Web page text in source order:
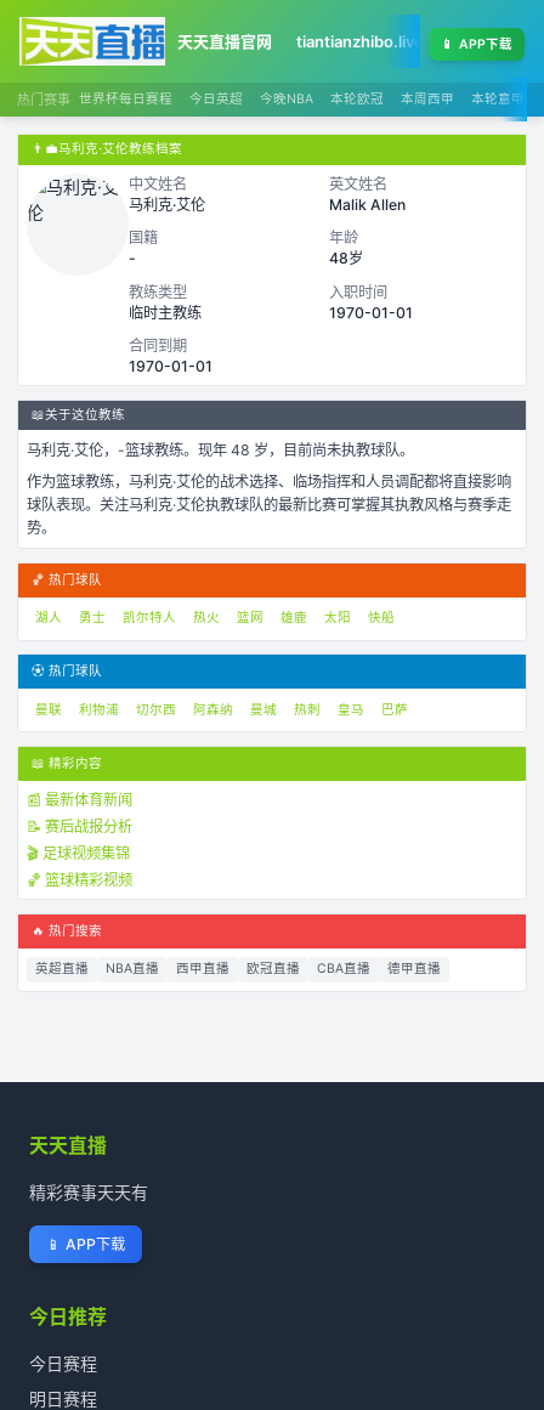
天天直播官网 tiantianzhibo.live 天天足球赛程
📱 APP下载
热门赛事 世界杯每日赛程 今日英超 今晚NBA 本轮欧冠 本周西甲 本轮意甲
👨‍💼马利克·艾伦教练档案
中文姓名
马利克·艾伦
英文姓名
Malik Allen
国籍
-
年龄
48岁
教练类型
临时主教练
入职时间
1970-01-01
合同到期
1970-01-01
📖关于这位教练
马利克·艾伦， -篮球教练。 现年 48 岁，
目前尚未执教球队。
作为篮球教练， 马利克·艾伦的战术选择、临场指挥和人员调配都将直接影响
球队表现。关注马利克·艾伦执教球队的最新比赛可掌握其执教风格与赛季走
势。
🏀 热门球队
湖人 勇士 凯尔特人 热火 篮网 雄鹿 太阳 快船
⚽ 热门球队
曼联 利物浦 切尔西 阿森纳 曼城 热刺 皇马 巴萨
📖 精彩内容
📰 最新体育新闻
📝 赛后战报分析
🎬 足球视频集锦
🏀 篮球精彩视频
🔥 热门搜索
英超直播 NBA直播 西甲直播 欧冠直播 CBA直播 德甲直播
天天直播
精彩赛事天天有
📱 APP下载
今日推荐
今日赛程
明日赛程